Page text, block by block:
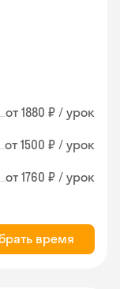
от 1880 ₽ / урок
от 1500 ₽ / урок
от 1760 ₽ / урок
время